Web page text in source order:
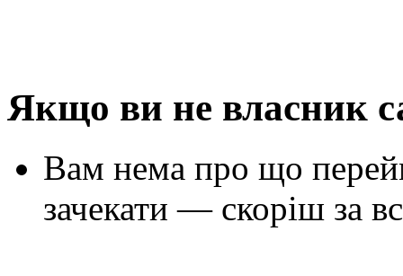
Якщо ви не власник
Вам нема про що
зачекати — скоріш за